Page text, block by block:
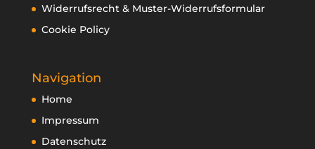
Widerrufsrecht & Muster-Widerrufsformular
Cookie Policy
Navigation
Home
Impressum
Datenschutz